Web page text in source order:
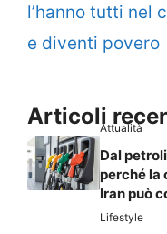
l’hanno tutti nel
e diventi povero
ArticoliAttualità
Dal
perché la
Iran può
Lifestyle